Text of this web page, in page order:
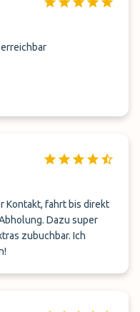
Einfach erreichbar
Kontakt, fahrt bis direkt
Dazu super
zubuchbar. Ich